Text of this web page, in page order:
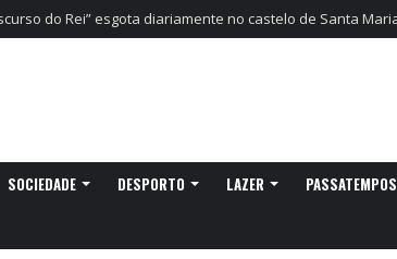
a Ovar com experiências náuticas e observação de aves
SOCIEDADE DESPORTO LAZER PASSATEMPOS